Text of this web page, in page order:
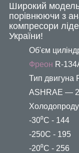
Широкий
порівнюючи з
компресори
України!
Об'єм
Фреон R-
Тип двигуна
ASHRAE —
-30⁰С - 144
-250С - 195
-20⁰С - 256